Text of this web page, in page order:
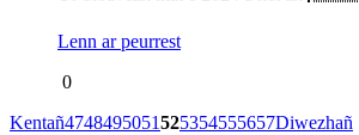
Lenn ar peurrest
0
Kentañ4748495051525354555657Diwezhañ